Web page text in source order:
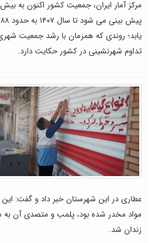
یابد؛ روندی که همزمان با رشد جمعیت
تداوم شهرنشینی در کشور حکایت دارد.
عطاری در این شهرستان خبر داد و گفت:
مواد مخدر شده بود، پلمب و متصدی آن به
زندان شد.